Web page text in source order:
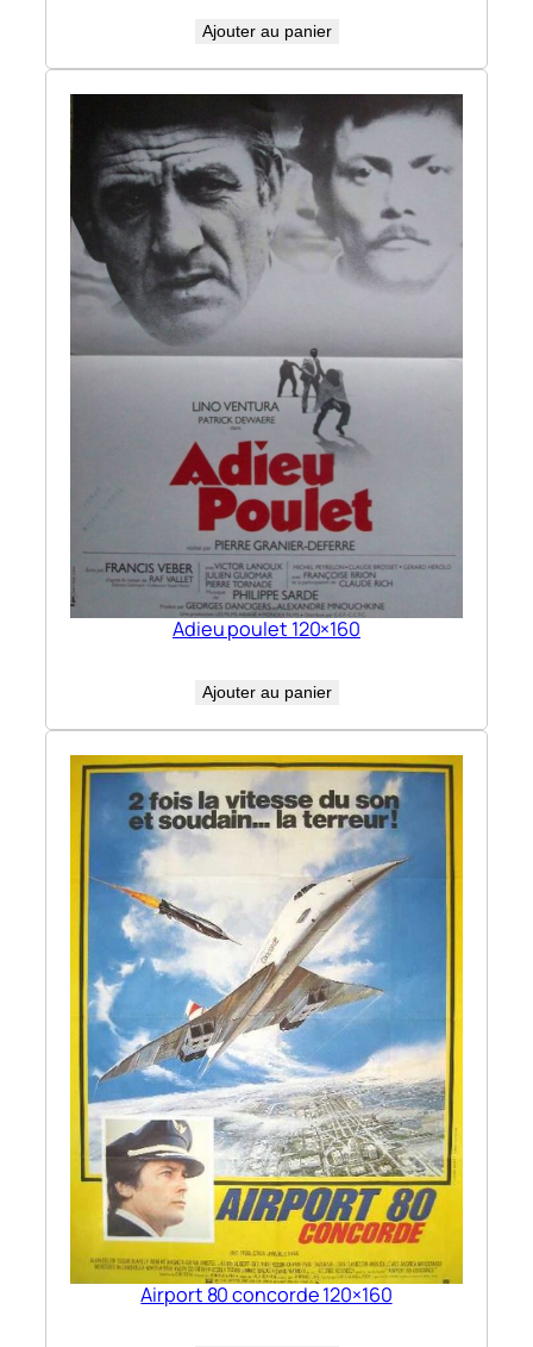
Ajouter au panier
Adieu poulet 120×160
Ajouter au panier
Airport 80 concorde 120×160